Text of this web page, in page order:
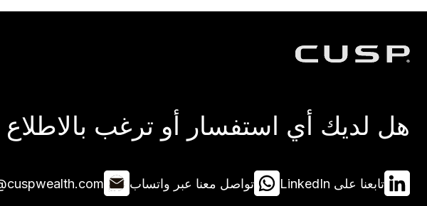
هل لديك أي استفسار أو ترغب بالاطلاع
تابعنا على LinkedIn تواصل معنا عبر واتساب